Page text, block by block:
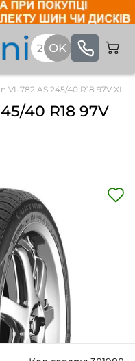
VI-782 AS 245/40 R18 97V XL
40 R18 97V